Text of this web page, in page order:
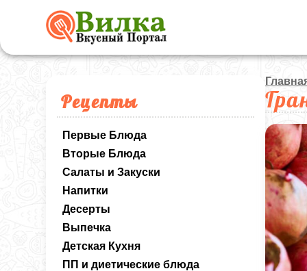
Рецепты
Первые Блюда
Вторые Блюда
Салаты и Закуски
Напитки
Десерты
Выпечка
Детская Кухня
ПП и диетические блюда